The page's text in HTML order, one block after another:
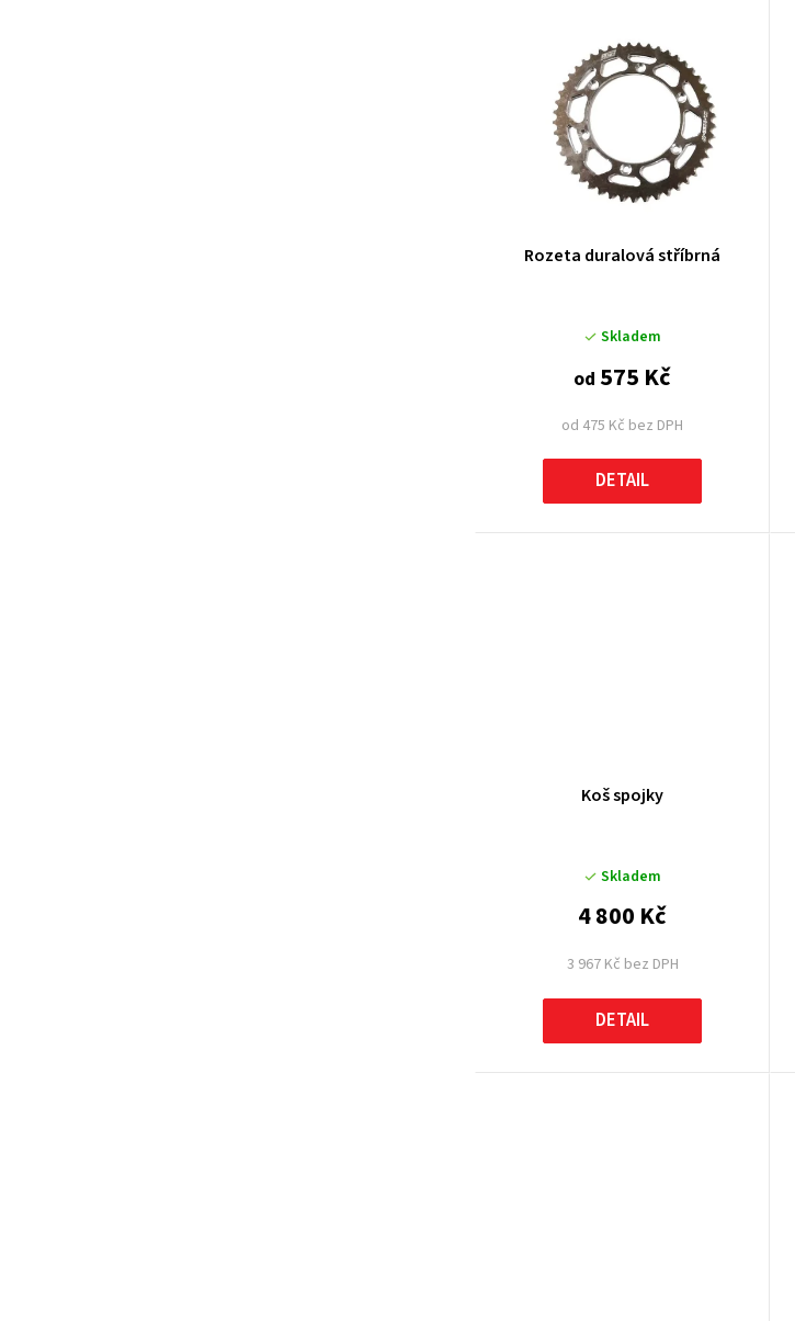
ů
Rozeta duralová stříbrná
Skladem
od 475 Kč bez DPH
od 575 Kč
DETAIL
Koš spojky
Skladem
3 967 Kč bez DPH
4 800 Kč
DETAIL